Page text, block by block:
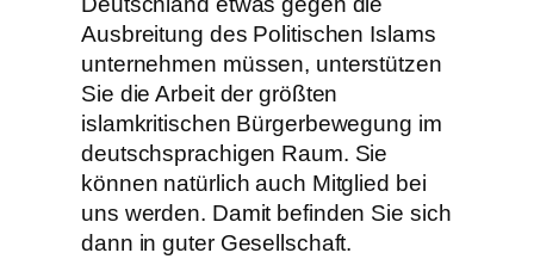
Ausbreitung des Politischen Islams
unternehmen müssen, unterstützen
Sie die Arbeit der größten
islamkritischen Bürgerbewegung im
deutschsprachigen Raum. Sie
können natürlich auch Mitglied bei
uns werden. Damit befinden Sie sich
dann in guter Gesellschaft.